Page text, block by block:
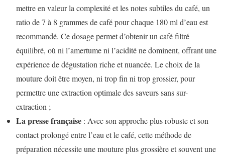
mettre en valeur la complexité et les notes subtiles du café, un
ratio de 7 à 8 grammes de café pour chaque 180 ml d’eau est
recommandé. Ce dosage permet d’obtenir un café filtré
équilibré, où ni l’amertume ni l’acidité ne dominent, offrant une
expérience de dégustation riche et nuancée. Le choix de la
mouture doit être moyen, ni trop fin ni trop grossier, pour
permettre une extraction optimale des saveurs sans sur-
extraction ;
La presse française : Avec son approche plus robuste et son
contact prolongé entre l’eau et le café, cette méthode de
préparation nécessite une mouture plus grossière et souvent une